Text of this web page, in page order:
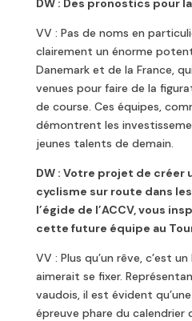
VV : Pas de noms en
clairement un énorme
Danemark et de la France,
venues pour faire de la
de course. Ces équipes,
démontrent les
jeunes talents de demain.
DW : Votre projet de créer
cyclisme sur route dans
l’égide de l’ACCV, vous
cette future équipe au
VV : Plus qu’un rêve, c’est
aimerait se fixer.
vaudois, il est évident
épreuve phare du calendrier